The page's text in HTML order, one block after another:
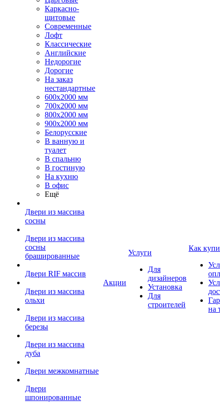
Каркасно-
щитовые
Современные
Лофт
Классические
Английские
Недорогие
Дорогие
На заказ
нестандартные
600х2000 мм
700х2000 мм
800х2000 мм
900х2000 мм
Белорусские
В ванную и
туалет
В спальню
В гостиную
На кухню
В офис
Ещё
Двери из массива
сосны
Двери из массива
сосны
брашированные
Двери RIF массив
Двери из массива
ольхи
Двери из массива
березы
Двери из массива
дуба
Двери межкомнатные
Двери
шпонированные
Акции
Услуги
Для
дизайнеров
Установка
Для
строителей
Как
на